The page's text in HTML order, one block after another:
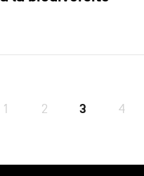
1 2 3 4